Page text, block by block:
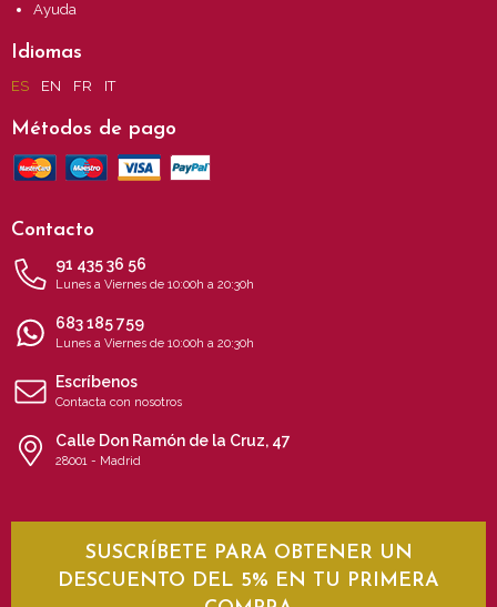
Ayuda
Idiomas
ES EN FR IT
Métodos de pago
Contacto
91 435 36 56
Lunes a Viernes de 10:00h a 20:30h
683 185 759
Lunes a Viernes de 10:00h a 20:30h
Escríbenos
Contacta con nosotros
Calle Don Ramón de la Cruz, 47
28001 - Madrid
SUSCRÍBETE PARA OBTENER UN
DESCUENTO DEL 5% EN TU PRIMERA